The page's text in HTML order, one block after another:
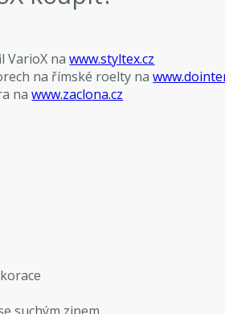
VarioX nawww.styltex.cz
na římské roelty na
nawww.zaclona.cz